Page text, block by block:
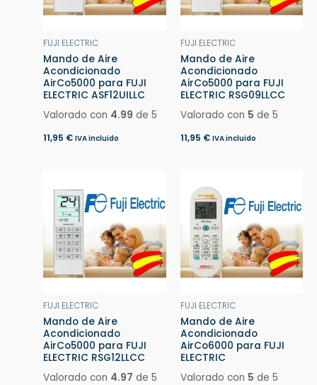
FUJI ELECTRIC
Mando de Aire
Acondicionado
AirCo5000 para FUJI
ELECTRIC ASF12UILLC
Valorado con 4.99 de 5
11,95 € IVA incluido
FUJI ELECTRIC
Mando de Aire
Acondicionado
AirCo5000 para FUJI
ELECTRIC RSG09LLCC
Valorado con 5 de 5
11,95 € IVA incluido
FUJI ELECTRIC
Mando de Aire
Acondicionado
AirCo5000 para FUJI
ELECTRIC RSG12LLCC
Valorado con 4.97 de 5
FUJI ELECTRIC
Mando de Aire
Acondicionado
AirCo6000 para FUJI
ELECTRIC
Valorado con 5 de 5